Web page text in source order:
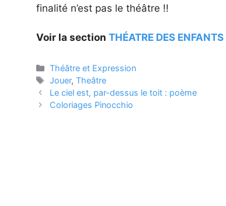
finalité n’est pas le théâtre !!
Voir la section THÉATRE DES ENFANTS
Catégories
Théâtre et Expression
Étiquettes
Jouer,Theâtre
Le ciel est, par-dessus le toit : poème
Coloriages Pinocchio